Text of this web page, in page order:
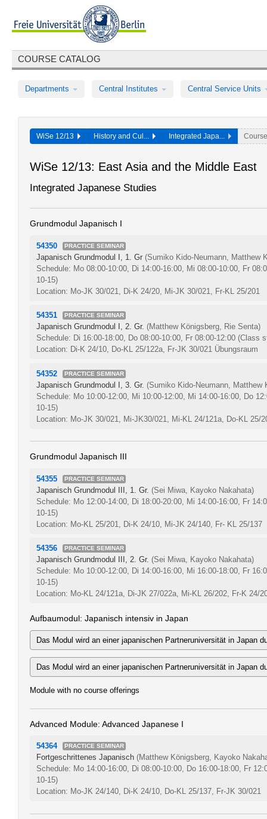
COURSE CATALOG
Departments Central Institutes Central Service Units
WiSe 12/13 History and Cul... Integrated Japa... Course
WiSe 12/13: East Asia and the Middle East
Integrated Japanese Studies
Grundmodul Japanisch I
54350 PRACTICE SEMINAR
Japanisch Grundmodul I, 1. Gr (Sumiko Kido-Neumann, Matthew
Schedule: Mo 08:00-10:00, Di 14:00-16:00, Mi 08:00-10:00, Fr
10-15)
Location: Mo-JK 30/021, Di-K 24/20, Mi-JK 30/021, Fr-KL 25/201
54351 PRACTICE SEMINAR
Japanisch Grundmodul I, 2. Gr. (Matthew Königsberg, Rie Senta)
Schedule: Di 16:00-18:00, Do 08:00-10:00, Fr 08:00-12:00 (Class
Location: Di-K 24/10, Do-KL 25/122a, Fr-JK 30/021 Übungsraum
54352 PRACTICE SEMINAR
Japanisch Grundmodul I, 3. Gr. (Sumiko Kido-Neumann, Matthew
Schedule: Mo 10:00-12:00, Mi 10:00-12:00, Mi 14:00-16:00, Do
10-15)
Location: Mo-JK 30/021, Mi-JK30/021, Mi-KL 24/121a, Do-KL 25/
Grundmodul Japanisch III
54355 PRACTICE SEMINAR
Japanisch Grundmodul III, 1. Gr. (Sei Miwa, Kayoko Nakahata)
Schedule: Mo 12:00-14:00, Di 18:00-20:00, Mi 14:00-16:00, Fr
10-15)
Location: Mo-KL 25/201, Di-K 24/10, Mi-JK 24/140, Fr- KL 25/137
54356 PRACTICE SEMINAR
Japanisch Grundmodul III, 2. Gr. (Sei Miwa, Kayoko Nakahata)
Schedule: Mo 10:00-12:00, Di 14:00-16:00, Mi 16:00-18:00, Fr
10-15)
Location: Mo-KL 24/121a, Di-JK 27/022a, Mi-KL 26/202, Fr-K 24/
Aufbaumodul: Japanisch intensiv in Japan
Das Modul wird an einer japanischen Partneruniversität in Japan
Das Modul wird an einer japanischen Partneruniversität in Japan
Module with no course offerings
Advanced Module: Advanced Japanese I
54364 PRACTICE SEMINAR
Fortgeschrittenes Japanisch (Matthew Königsberg, Kayoko
Schedule: Mo 14:00-16:00, Di 08:00-10:00, Do 16:00-18:00, Fr
10-15)
Location: Mo-JK 24/140, Di-K 24/10, Do-KL 25/137, Fr-JK 30/021